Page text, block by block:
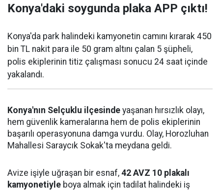
Konya'daki soygunda plaka APP çıktı!
Konya'da park halindeki kamyonetin camını kırarak 450
bin TL nakit para ile 50 gram altını çalan 5 şüpheli,
polis ekiplerinin titiz çalışması sonucu 24 saat içinde
yakalandı.
Konya'nın Selçuklu ilçesinde yaşanan hırsızlık olayı,
hem güvenlik kameralarına hem de polis ekiplerinin
başarılı operasyonuna damga vurdu. Olay, Horozluhan
Mahallesi Saraycık Sokak'ta meydana geldi.
Avize işiyle uğraşan bir esnaf, 42 AVZ 10 plakalı
kamyonetiyle boya almak için tadilat halindeki iş